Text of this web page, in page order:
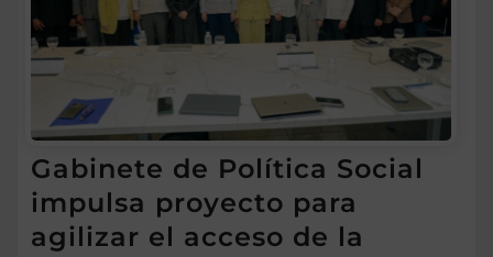
Gabinete de Política Social
impulsa proyecto para
agilizar el acceso de la